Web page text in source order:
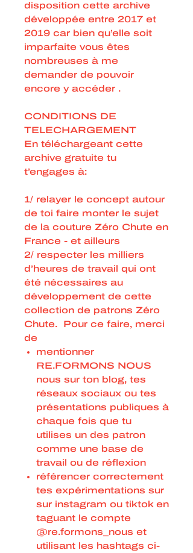
disposition cette archive
développée entre 2017 et
2019 car bien qu’elle soit
imparfaite vous êtes
nombreuses à me
demander de pouvoir
encore y accéder .
CONDITIONS DE
TELECHARGEMENT
En téléchargeant cette
archive gratuite tu
t’engages à:
1/ relayer le concept autour
de toi faire monter le sujet
de la couture Zéro Chute en
France - et ailleurs
2/ respecter les milliers
d’heures de travail qui ont
été nécessaires au
développement de cette
collection de patrons Zéro
Chute. Pour ce faire, merci
de
mentionner
RE.FORMONS NOUS
nous sur ton blog, tes
réseaux sociaux ou tes
présentations publiques à
chaque fois que tu
utilises un des patron
comme une base de
travail ou de réflexion
référencer correctement
tes expérimentations sur
sur instagram ou tiktok en
taguant le compte
@re.formons_nous et
utilisant les hashtags ci-